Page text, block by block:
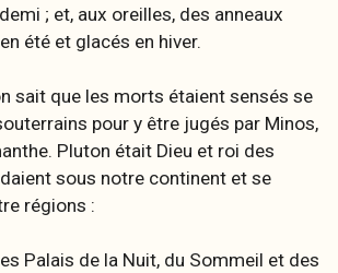
; et, aux oreilles, des anneaux
été et glacés en hiver.
sait que les morts étaient sensés se
pour y être jugés par Minos,
Pluton était Dieu et roi des
sous notre continent et se
régions :
Palais de la Nuit, du Sommeil et des